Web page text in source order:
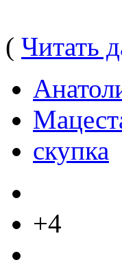
( Читать
скупка
+4